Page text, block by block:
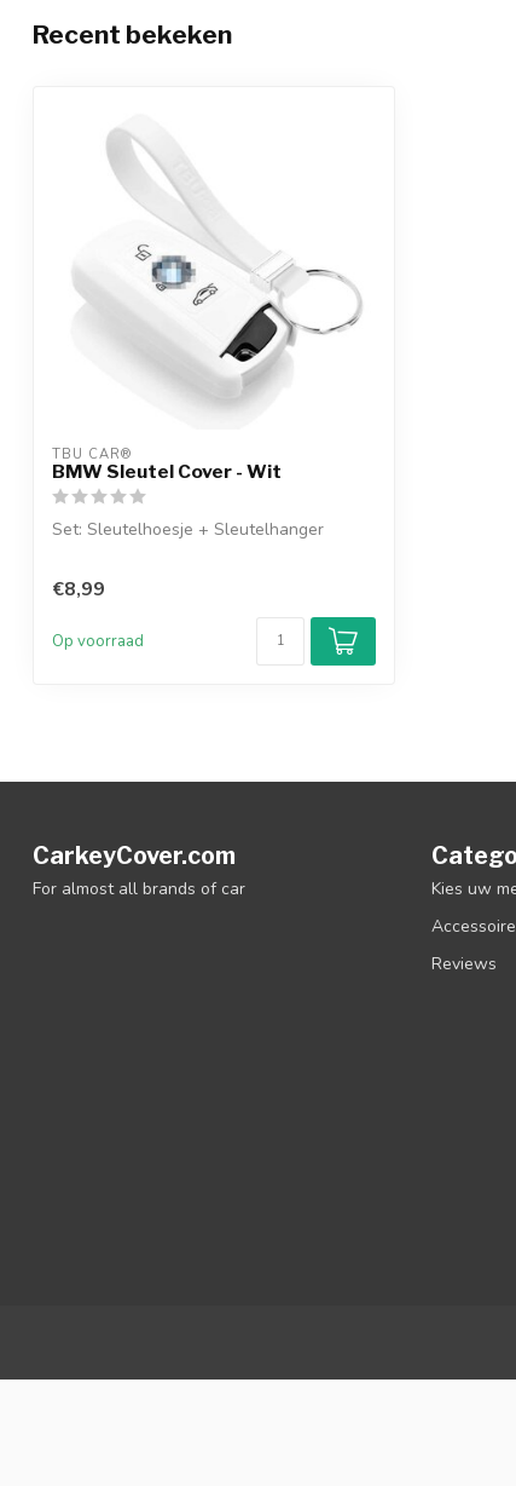
Recent bekeken
TBU CAR®
BMW Sleutel Cover - Wit
Set: Sleutelhoesje + Sleutelhanger
€8,99
Op voorraad
CarkeyCover.com
For almost all brands of car
Kies uw
Reviews